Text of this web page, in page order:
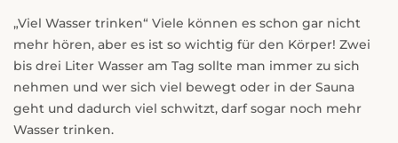
„Viel Wasser trinken“ Viele können es schon gar nicht
mehr hören, aber es ist so wichtig für den Körper! Zwei
bis drei Liter Wasser am Tag sollte man immer zu sich
nehmen und wer sich viel bewegt oder in der Sauna
geht und dadurch viel schwitzt, darf sogar noch mehr
Wasser trinken.